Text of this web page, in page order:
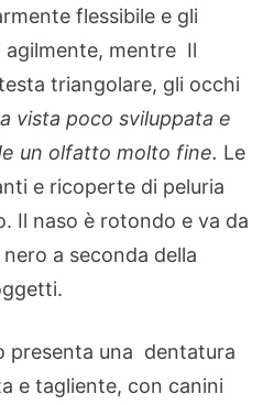
flessibile e gli
agilmente, mentre Il
triangolare, gli occhi
vista poco sviluppata e
un olfatto molto fine. Le
e ricoperte di peluria
Il naso è rotondo e va da
a seconda della
presenta una dentatura
e tagliente, con canini